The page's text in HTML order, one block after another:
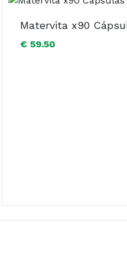
Matervita x90
€ 59.50